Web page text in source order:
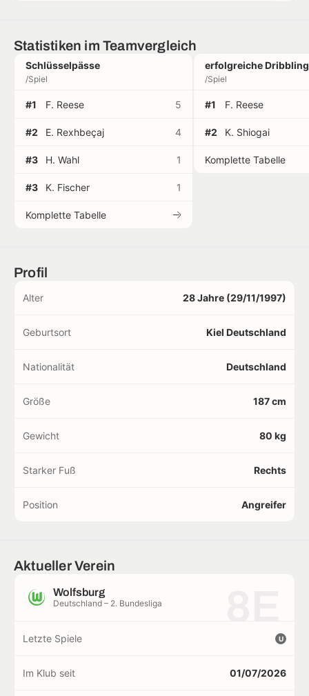
Statistiken im Teamvergleich
Schlüsselpässe
/Spiel
#1 F. Reese 5
#2 E. Rexhbeçaj 4
#3 H. Wahl 1
#3 K. Fischer 1
Komplette Tabelle
erfolgreiche
/Spiel
#1 F. Reese
#2 K. Shiogai
Komplette Tabelle
Profil
Alter 28 Jahre (29/11/1997)
Geburtsort Kiel Deutschland
Nationalität Deutschland
Größe 187 cm
Gewicht 80 kg
Starker Fuß Rechts
Position Angreifer
Aktueller Verein
Wolfsburg
Deutschland – 2. Bundesliga
Letzte Spiele U
Im Klub seit 01/07/2026